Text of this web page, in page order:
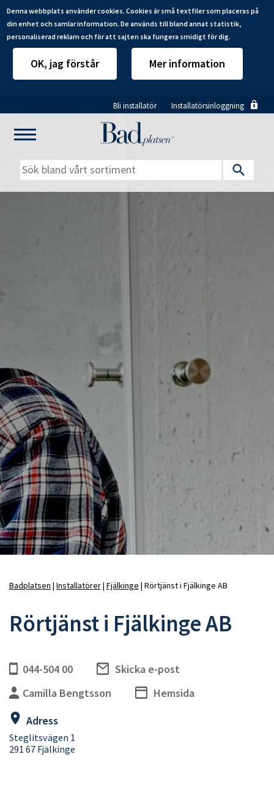
Denna webbplats använder cookies. Cookies är små textfiler som placeras på
din enhet och samlar information. De används till bland annat statistik,
personaliserad reklam och för att sajten ska fungera smidigt för dig.
OK, jag förstår Mer information
till
huvudinnehåll
Bli installatör Installatörsinloggning
Våra varumärken
Badplatsen Installatörer Fjälkinge Rörtjänst i Fjälkinge AB
Rörtjänst i Fjälkinge AB
044-504 00
Skicka e-post
Camilla Bengtsson
Hemsida
Adress
Steglitsvägen 1
291 67 Fjälkinge